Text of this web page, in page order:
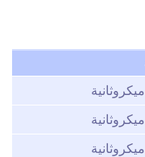
ميكروثانية
ميكروثانية
ميكروثانية